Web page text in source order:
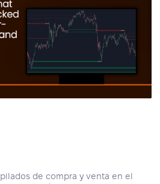
de compra y venta en el